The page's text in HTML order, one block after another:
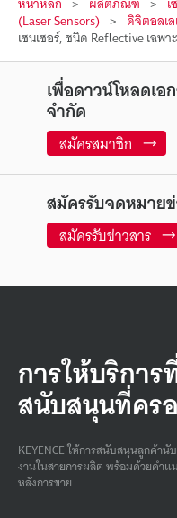
(Laser Sensors) ดิจิตอลเล
เซนเซอร์, ชนิด Reflective เฉพ
เพื่อดาวน์โหลดเอ
จำกัด
สมัครสมาชิก
สมัครรับจดหมาย
สมัครรับข่าวสาร
การให้บริการ
สนับสนุนที่คร
KEYENCE ให้การสนับสนุนลูกค้า
งานในสายการผลิต พร้อมด้วยคําแ
หลังการขาย